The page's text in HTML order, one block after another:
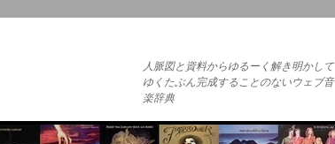
人脈図と資料からゆるーく解き明かして
ゆくたぶん完成することのないウェブ音
楽辞典